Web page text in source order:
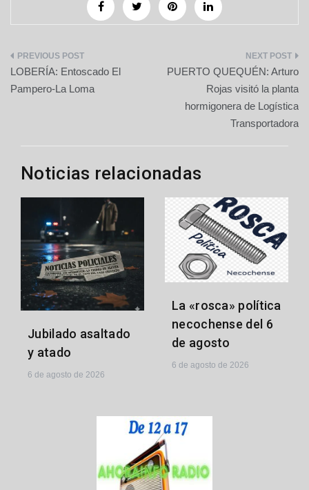
Navegación
de
LOBERÍA: Entoscado El
Pampero-La Loma
PUERTO QUEQUÉN: Arturo
Rojas visitó la planta
hormigonera de Logística
Transportadora
Noticias relacionadas
Jubilado asaltado
y atado
6 de agosto de 2026
La «rosca» política
necochense del 6
de agosto
6 de agosto de 2026